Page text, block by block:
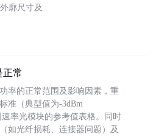
廓尺寸及
正常
率的正常范围及影响因素，重
准（典型值为-3dBm
率光模块的参考值表格。同时
如光纤损耗、连接器问题）及